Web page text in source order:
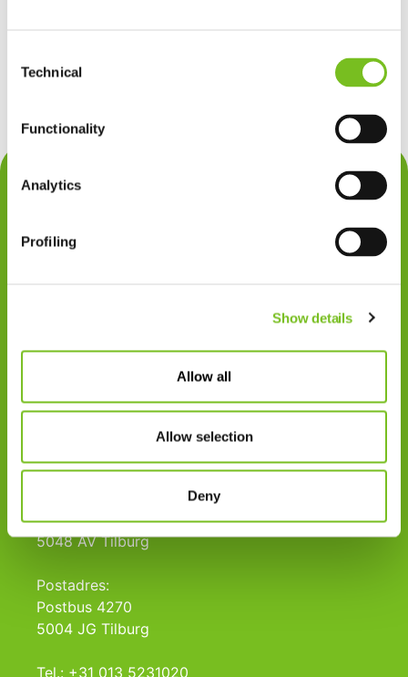
Selection
Technical
Functionality
Analytics
Profiling
Show details
Allow all
Allow selection
Deny
Contact
Klachten
Gedragscode
Patiënten
VIVISOL NEDERLAND B.V.
Swaardvenstraat 27
5048 AV Tilburg
Postadres:
Postbus 4270
5004 JG Tilburg
Tel.: +31 013 5231020